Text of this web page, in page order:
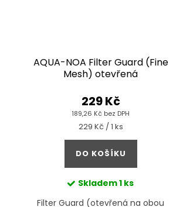
AQUA-NOA Filter Guard (Fine
Mesh) otevřená
189,26 Kč bez DPH
229 Kč
Měrná
cena:
229 Kč / 1 ks
DO KOŠÍKU
Skladem1 ks
Filter Guard (otevřená na obou